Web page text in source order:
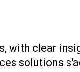
with clear
solutions